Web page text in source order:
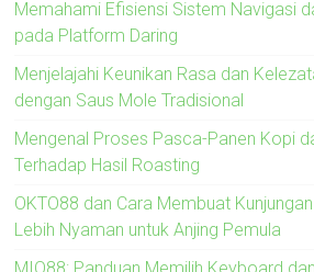
Memahami Efisiensi Sistem Navigasi
pada Platform Daring
Menjelajahi Keunikan Rasa dan
dengan Saus Mole Tradisional
Mengenal Proses Pasca-Panen Kopi
Terhadap Hasil Roasting
OKTO88 dan Cara Membuat
Lebih Nyaman untuk Anjing Pemula
MIO88: Panduan Memilih Keyboard